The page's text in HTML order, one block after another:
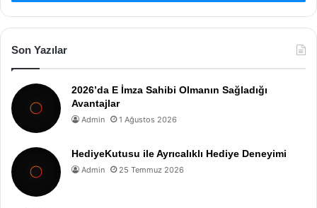
Son Yazılar
2026’da E İmza Sahibi Olmanın Sağladığı
Avantajlar
Admin 1 Ağustos 2026
HediyeKutusu ile Ayrıcalıklı Hediye Deneyimi
Admin 25 Temmuz 2026